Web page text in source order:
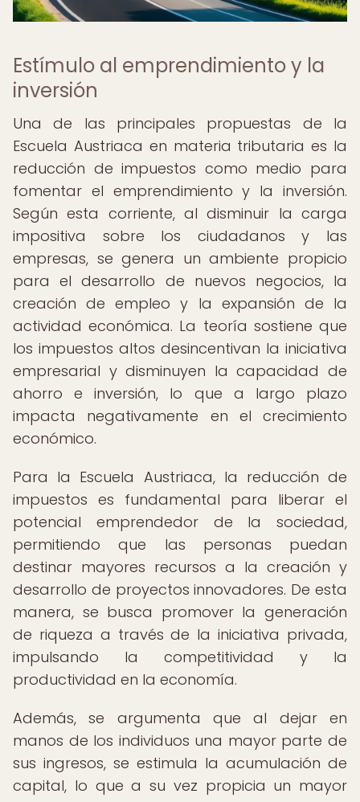
Estímulo al emprendimiento y la
inversión
Una de las principales propuestas de la
Escuela Austriaca en materia tributaria es la
reducción de impuestos como medio para
fomentar el emprendimiento y la inversión.
Según esta corriente, al disminuir la carga
impositiva sobre los ciudadanos y las
empresas, se genera un ambiente propicio
para el desarrollo de nuevos negocios, la
creación de empleo y la expansión de la
actividad económica. La teoría sostiene que
los impuestos altos desincentivan la iniciativa
empresarial y disminuyen la capacidad de
ahorro e inversión, lo que a largo plazo
impacta negativamente en el crecimiento
económico.
Para la Escuela Austriaca, la reducción de
impuestos es fundamental para liberar el
potencial emprendedor de la sociedad,
permitiendo que las personas puedan
destinar mayores recursos a la creación y
desarrollo de proyectos innovadores. De esta
manera, se busca promover la generación
de riqueza a través de la iniciativa privada,
impulsando la competitividad y la
productividad en la economía.
Además, se argumenta que al dejar en
manos de los individuos una mayor parte de
sus ingresos, se estimula la acumulación de
capital, lo que a su vez propicia un mayor